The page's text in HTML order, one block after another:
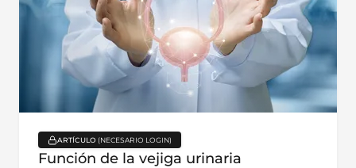
Función de la vejiga urinaria
key:global.content-type:
ARTÍCULO